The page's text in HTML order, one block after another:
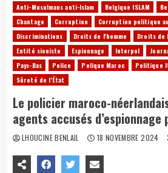
Anti-Musulmans anti-Islam
Belgique ISLAM
Chantage
Corruption Corruption politique
Discriminations
Droits de l'homme Droits de
Entité sioniste
Espionnage Interpol
Pays-Bas
Police Polique Maroc Politique
Sûreté de l’État
Le policier maroco-
agents accusés d’espionnage
LHOUCINE BENLAIL 18 NOVEMBRE 2024